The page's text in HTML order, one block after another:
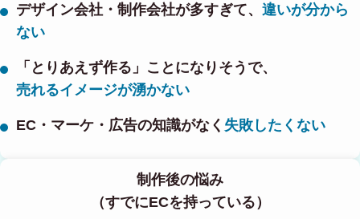
デザイン会社・制作会社が多すぎて、 違いが分から
ない
「とりあえず作る」ことになりそうで、
売れるイメージが湧かない
EC・マーケ・広告の知識がなく 失敗したくない
制作後の悩み
（すでにECを持っている）